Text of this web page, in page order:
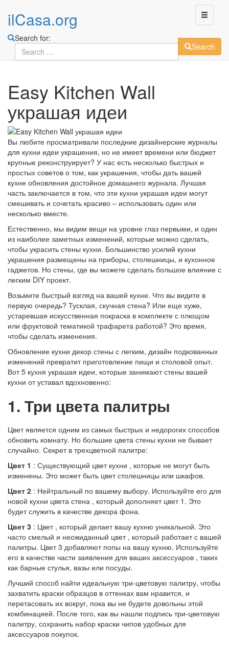
ilCasa.org
Search for:
Search
mainEasy Kitchen Wall
украшая идеи
Вы любите просматривали последние дизайнерские журналы
для кухни идеи украшения, но не имеет времени или бюджет
крупные реконструирует? У нас есть несколько быстрых и
простых советов о том, как украшения, чтобы дать вашей
кухне обновления достойное домашнего журнала. Лучшая
часть заключается в том, что эти кухни украшая идеи могут
смешивать и сочетать красиво – использовать один или
несколько вместе.
Естественно, мы видим вещи на уровне глаз первыми, и один
из наиболее заметных изменений, которые можно сделать,
чтобы украсить стены кухни. Большинство усилий кухни
украшения размещены на приборы, столешницы, и кухонное
гаджетов. Но стены, где вы можете сделать большое влияние с
легким DIY проект.
Возьмите быстрый взгляд на вашей кухне. Что вы видите в
первую очередь? Тусклая, скучная стена? Или еще хуже,
устаревшая искусственная покраска в комплекте с плющом
или фруктовой тематикой трафарета работой? Это время,
чтобы сделать изменения.
Обновление кухни декор стены с легким, дизайн подкованных
изменений превратит приготовление пищи и столовой опыт.
Вот 5 кухня украшая идеи, которые занимают стены вашей
кухни от уставал вдохновенно:
1. Три цвета палитры
Цвет является одним из самых быстрых и недорогих способов
обновить комнату. Но большие цвета стены кухни не бывает
случайно. Секрет в трехцветной палитре:
Цвет 1 : Существующий цвет кухни , которые не могут быть
изменены. Это может быть цвет столешницы или шкафов.
Цвет 2 : Нейтральный по вашему выбору. Используйте его для
новой кухни цвета стена , который дополняет цвет 1. Это
будет служить в качестве декора фона.
Цвет 3 : Цвет , который делает вашу кухню уникальной. Это
часто смелый и неожиданный цвет , который работает с вашей
палитры. Цвет 3 добавляют попы на вашу кухню. Используйте
его в качестве части заявления для ваших аксессуаров , таких
как барные стулья, вазы или посуды.
Лучший способ найти идеальную три-цветовую палитру, чтобы
захватить краски образцов в оттенках вам нравится, и
перетасовать их вокруг, пока вы не будете довольны этой
комбинацией. После того, как вы нашли подпись три-цветовую
палитру, сохранить набор краски чипов удобных для
аксессуаров покупок.